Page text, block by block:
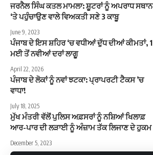
ਜਰਨੈਲ ਸਿੰਘ ਕਤਲ ਮਾਮਲਾ: ਸ਼ੂਟਰਾਂ ਨੂੰ ਅਪਰਾਧ ਸਥਾਨ
‘ਤੇ ਪਹੁੰਚਾਉਣ ਵਾਲੇ ਵਿਅਕਤੀ ਸਣੇ 3 ਕਾਬੂ
June 9, 2023
ਪੰਜਾਬ ਦੇ ਇਸ ਸ਼ਹਿਰ ‘ਚ ਵਧੀਆਂ ਦੁੱਧ ਦੀਆਂ ਕੀਮਤਾਂ, 1
ਮਈ ਤੋਂ ਨਵੀਆਂ ਦਰਾਂ ਲਾਗੂ
April 22, 2026
ਪੰਜਾਬ ਦੇ ਲੋਕਾਂ ਨੂੰ ਨਵਾਂ ਝਟਕਾ: ਪ੍ਰਾਪਰਟੀ ਟੈਕਸ ’ਚ
ਵਾਧਾ!
July 18, 2025
ਮੁੱਖ ਮੰਤਰੀ ਵੱਲੋਂ ਪੁਲਿਸ ਅਫ਼ਸਰਾਂ ਨੂੰ ਨਸ਼ਿਆਂ ਖਿਲਾਫ਼
ਆਰ-ਪਾਰ ਦੀ ਲੜਾਈ ਨੂੰ ਅੰਜ਼ਾਮ ਤੱਕ ਲਿਜਾਣ ਦੇ ਹੁਕਮ
December 5, 2023